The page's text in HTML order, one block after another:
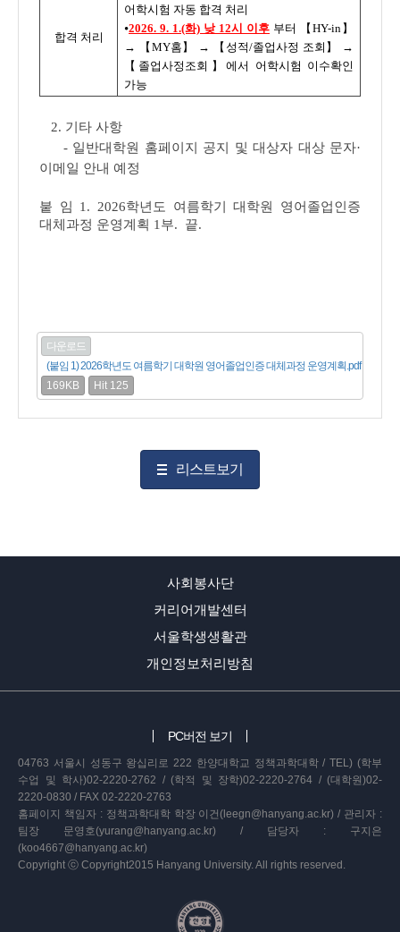
합격 처리
어학시험 자동 합격 처리
⦁2026. 9. 1.(화) 낮 12시 이후 부터 【HY-in】
→ 【MY홈】 → 【성적/졸업사정 조회】 →
【졸업사정조회】에서 어학시험 이수확인
가능
2. 기타 사항
- 일반대학원 홈페이지 공지 및 대상자 대상 문자·
이메일 안내 예정
붙 임 1. 2026학년도 여름학기 대학원 영어졸업인증
대체과정 운영계획 1부. 끝.
다운로드
(붙임 1) 2026학년도 여름학기 대학원 영어졸업인증 대체과정 운영계획.pdf
169KB
Hit 125
리스트보기
사회봉사단
커리어개발센터
서울학생생활관
개인정보처리방침
PC버전 보기
04763 서울시 성동구 왕십리로 222 한양대학교 정책과학대학 / TEL) (학부
수업 및 학사)02-2220-2762 / (학적 및 장학)02-2220-2764 / (대학원)02-
2220-0830 / FAX 02-2220-2763
홈페이지 책임자 : 정책과학대학 학장 이건(leegn@hanyang.ac.kr) / 관리자 :
팀장 문영호(yurang@hanyang.ac.kr) / 담당자 : 구지은
(koo4667@hanyang.ac.kr)
Copyright ⓒ Copyright2015 Hanyang University. All rights reserved.